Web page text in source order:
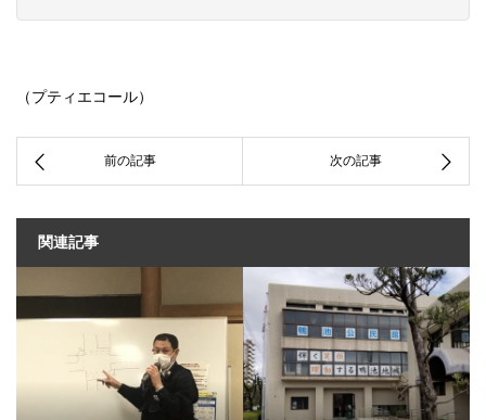
（プティエコール）
関連記事